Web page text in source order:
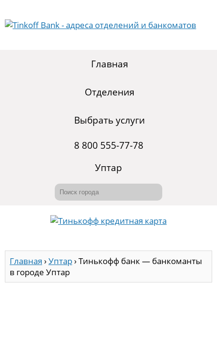
Главная
Отделения
Выбрать услуги
8 800 555-77-78
Уптар
Главная ›Уптар›Тинькофф банк — банкоманты
в городе Уптар